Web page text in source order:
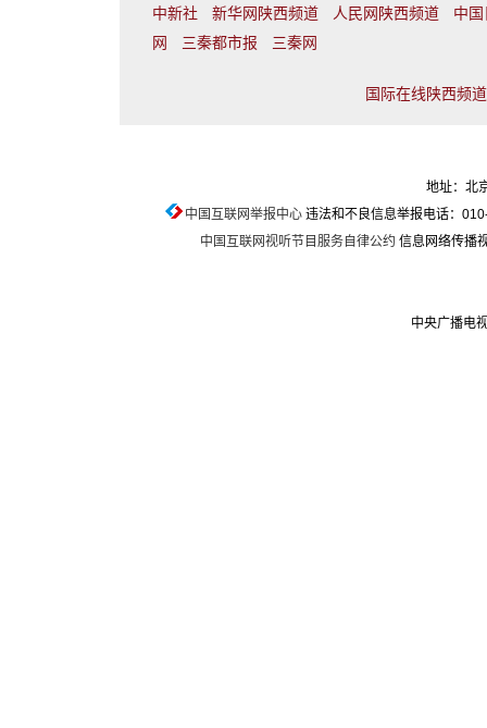
中新社 新华网陕西频道 人民网陕西频道
中
网
三秦都市报 三秦网
国际在线陕西频
地址：北
中国互联网举报中心违法和不良信息举报电话：
中国互联网视听节目服务自律公约 信息网络传播
中央广播电